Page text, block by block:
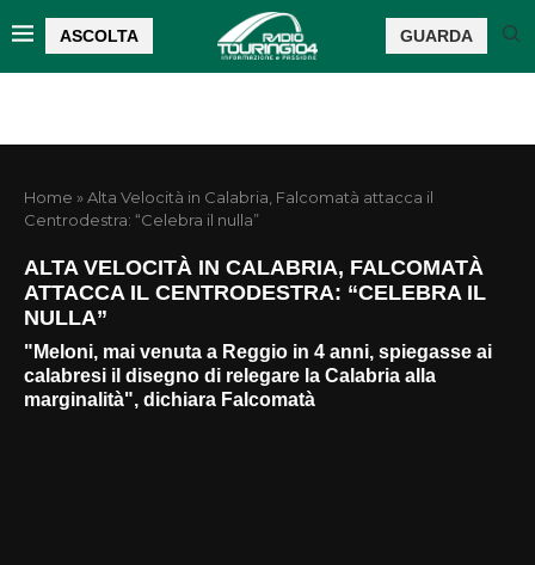
ASCOLTA GUARDA
Home »Alta Velocità in Calabria, Falcomatà attacca il
Centrodestra: “Celebra il nulla”
ALTA VELOCITÀ IN CALABRIA, FALCOMATÀ
ATTACCA IL CENTRODESTRA: “CELEBRA IL
NULLA”
"Meloni, mai venuta a Reggio in 4 anni, spiegasse ai
calabresi il disegno di relegare la Calabria alla
marginalità", dichiara Falcomatà